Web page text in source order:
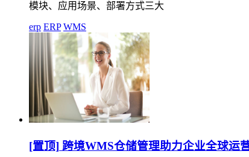
模块、应用场景、部署方式三大
erp ERP WMS
[置顶] 跨境WMS仓储管理助力企业全球运